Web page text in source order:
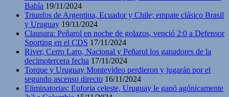
Bahía 19/11/2024
Triunfos de Argentina, Ecuador y Chile; empate clásico Brasil
y Uruguay 19/11/2024
Clausura: Peñarol en noche de golazos, venció 2:0 a Defensor
Sporting en el CDS 17/11/2024
River, Cerro Laro, Nacional y Peñarol los ganadores de la
decimotercera fecha 17/11/2024
Torque y Uruguay Montevideo perdieron y jugarán por el
segundo ascenso directo 16/11/2024
Eliminatorias: Euforia celeste, Uruguay le ganó agónicamente